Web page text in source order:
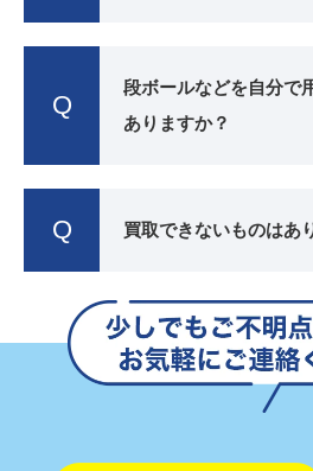
Q
段ボールなどを自分で
ありますか？
Q 買取できないものはあ